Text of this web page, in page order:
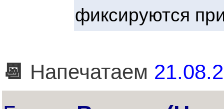
фиксируются
📆 Напечатаем